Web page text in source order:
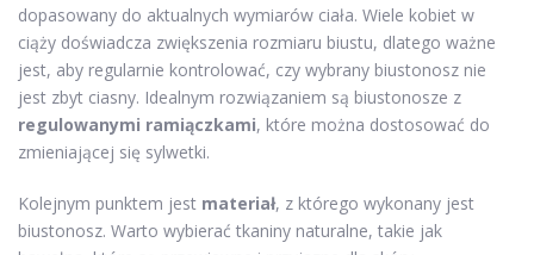
dopasowany do aktualnych wymiarów ciała. Wiele kobiet w
ciąży doświadcza zwiększenia rozmiaru biustu, dlatego ważne
jest, aby regularnie kontrolować, czy wybrany biustonosz nie
jest zbyt ciasny. Idealnym rozwiązaniem są biustonosze z
regulowanymi ramiączkami, które można dostosować do
zmieniającej się sylwetki.
Kolejnym punktem jest materiał, z którego wykonany jest
biustonosz. Warto wybierać tkaniny naturalne, takie jak